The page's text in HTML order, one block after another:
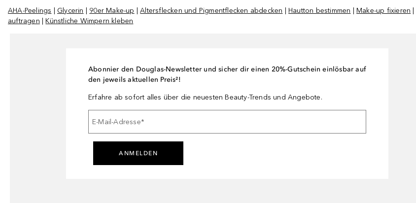
AHA-Peelings
Glycerin 90er Make-up |Altersflecken und Pigmentflecken abdecken |Hautton bestimmen |Make-up fixieren
auftragen |Künstliche Wimpern kleben
Abonnier den Douglas-Newsletter und sicher dir einen 20%-Gutschein einlösbar auf
den jeweils aktuellen Preis²!
Erfahre ab sofort alles über die neuesten Beauty-Trends und Angebote.
E-Mail-Adresse*
ANMELDEN